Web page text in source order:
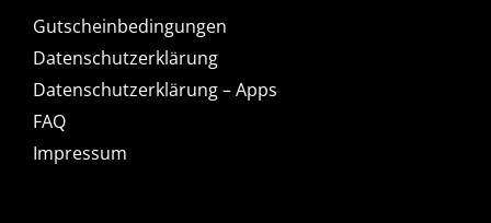
Gutscheinbedingungen
Datenschutzerklärung
Datenschutzerklärung – Apps
FAQ
Impressum